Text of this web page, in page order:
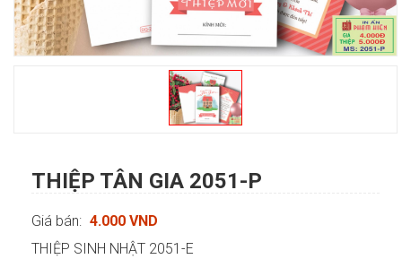
THIỆP TÂN GIA 2051-P
Giá bán: 4.000 VND
THIỆP SINH NHẬT 2051-E